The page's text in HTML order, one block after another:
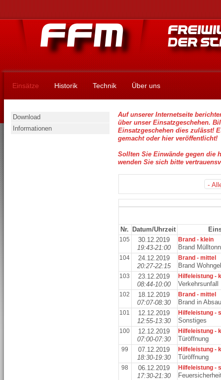
Einsätze Historik Technik Über uns
Download
Informationen
Auf unserer Internetseite
über unser Einsatzgeschehen.
Einsatzgeschehen dies zulässt!
gemacht oder hier veröffentlicht!
Sollten Sie Einwände gegen die
wenden Sie sich bitte
Nr. Datum/Uhrzeit
105
30.12.2019
19:43-21:00
Brand - klein
Brand
104
24.12.2019
20:27-22:15
Brand - mittel
Brand
103
23.12.2019
08:44-10:00
Hilfeleistung -
Verkehrsunfall
102
18.12.2019
07:07-08:30
Brand - mittel
Brand in
101
12.12.2019
12:55-13:30
Hilfeleistung -
Sonstiges
100
12.12.2019
07:00-07:30
Hilfeleistung -
Türöffnung
99
07.12.2019
18:30-19:30
Hilfeleistung -
Türöffnung
98
06.12.2019
17:30-21:30
Hilfeleistung -